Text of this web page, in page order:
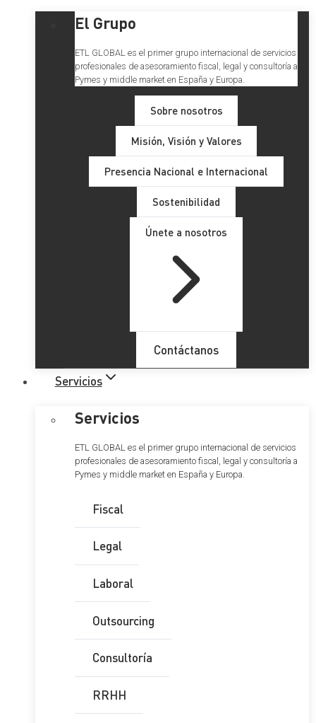
El Grupo
ETL GLOBAL es el primer grupo internacional de servicios
profesionales de asesoramiento fiscal, legal y consultoría a
Pymes y middle market en España y Europa.
Sobre nosotros
Misión, Visión y Valores
Presencia Nacional e Internacional
Sostenibilidad
Únete a nosotros
Contáctanos
Servicios
Servicios
ETL GLOBAL es el primer grupo internacional de servicios
profesionales de asesoramiento fiscal, legal y consultoría a
Pymes y middle market en España y Europa.
Fiscal
Legal
Laboral
Outsourcing
Consultoría
RRHH